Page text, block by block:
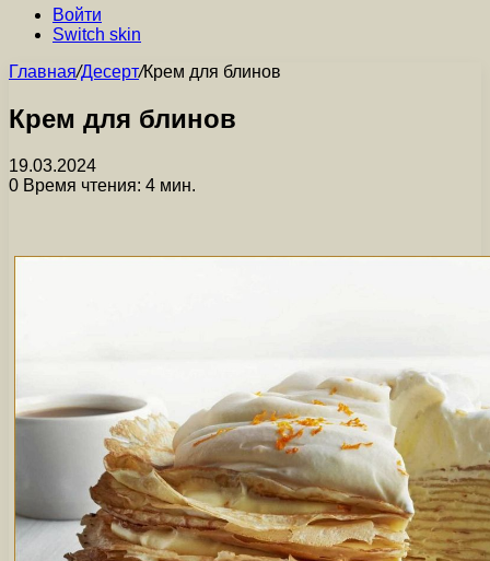
Войти
Switch skin
Главная/Десерт/Крем для блинов
Крем для блинов
19.03.2024
0 Время чтения: 4 мин.